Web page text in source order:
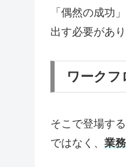
「偶然の成功
出す必要があり
ワークフ
そこで登場す
ではなく、 業